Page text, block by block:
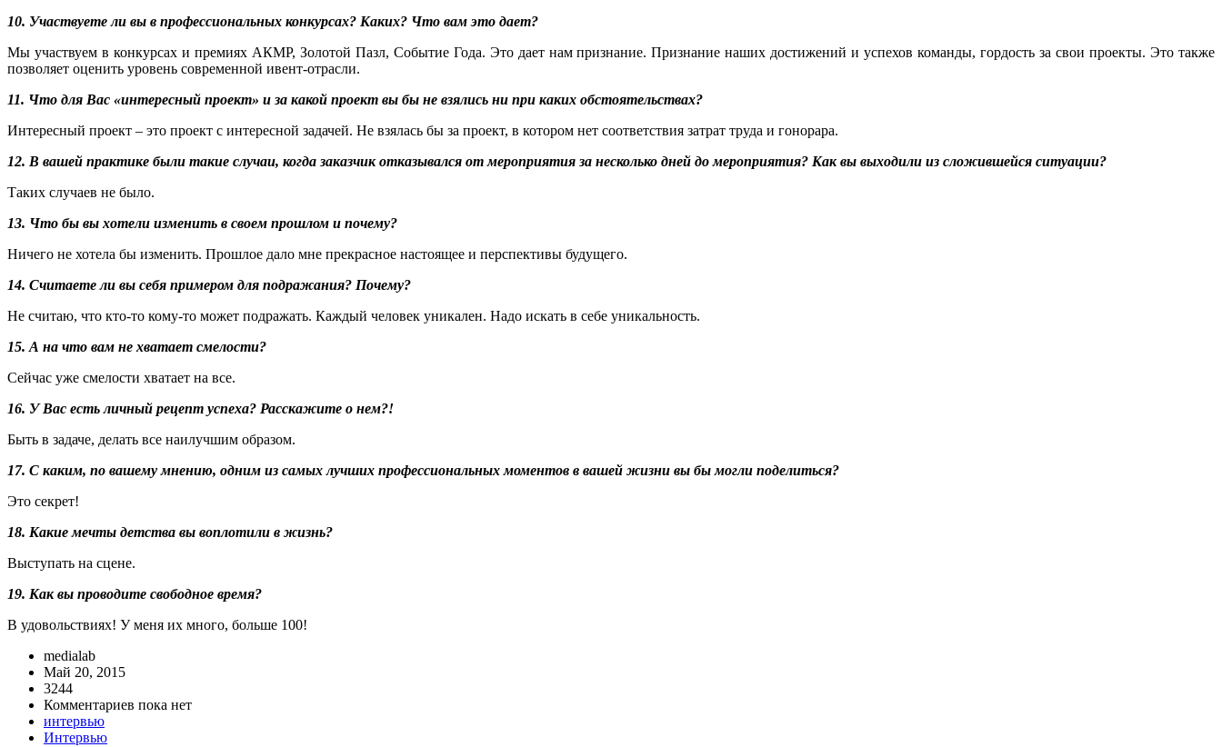
10. Участвуете ли вы в профессиональных конкурсах? Каких? Что вам это дает?
Мы участвуем в конкурсах и премиях АКМР, Золотой Пазл, Событие Года. Это дает нам признание. Признание наших достижений и успехов команды, гордость за свои проекты. Это также
позволяет оценить уровень современной ивент-отрасли.
11. Что для Вас «интересный проект» и за какой проект вы бы не взялись ни при каких обстоятельствах?
Интересный проект – это проект с интересной задачей. Не взялась бы за проект, в котором нет соответствия затрат труда и гонорара.
12. В вашей практике были такие случаи, когда заказчик отказывался от мероприятия за несколько дней до мероприятия? Как вы выходили из сложившейся ситуации?
Таких случаев не было.
13. Что бы вы хотели изменить в своем прошлом и почему?
Ничего не хотела бы изменить. Прошлое дало мне прекрасное настоящее и перспективы будущего.
14. Считаете ли вы себя примером для подражания? Почему?
Не считаю, что кто-то кому-то может подражать. Каждый человек уникален. Надо искать в себе уникальность.
15. А на что вам не хватает смелости?
Сейчас уже смелости хватает на все.
16. У Вас есть личный рецепт успеха? Расскажите о нем?!
Быть в задаче, делать все наилучшим образом.
17. С каким, по вашему мнению, одним из самых лучших профессиональных моментов в вашей жизни вы бы могли поделиться?
Это секрет!
18. Какие мечты детства вы воплотили в жизнь?
Выступать на сцене.
19. Как вы проводите свободное время?
В удовольствиях! У меня их много, больше 100!
medialab
Май 20, 2015
3244
Комментариев пока нет
интервью
Интервью